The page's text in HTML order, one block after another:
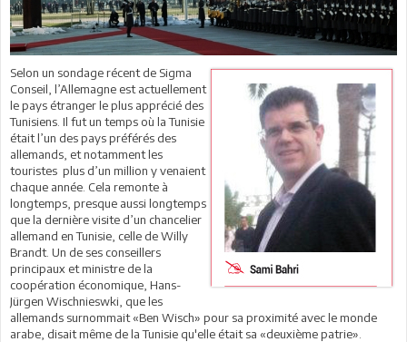
Selon un sondage récent de Sigma
Conseil, l’Allemagne est actuellement
le pays étranger le plus apprécié des
Tunisiens. Il fut un temps où la Tunisie
était l’un des pays préférés des
allemands, et notamment les
touristes plus d’un million y venaient
chaque année. Cela remonte à
longtemps, presque aussi longtemps
que la dernière visite d’un chancelier
allemand en Tunisie, celle de Willy
Brandt. Un de ses conseillers
principaux et ministre de la
coopération économique, Hans-
Jürgen Wischnieswki, que les
allemands surnommait «Ben Wisch» pour sa proximité avec le monde
arabe, disait même de la Tunisie qu'elle était sa «deuxième patrie».